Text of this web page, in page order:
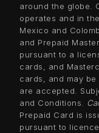
around the globe.
operates and in
Mexico and
and Prepaid
pursuant to a
cards, and
cards, and may
are accepted.
and Conditions.
Prepaid Card is
pursuant to